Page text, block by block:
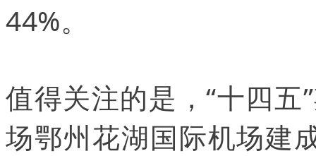
44%。
值得关注的是，“十四
场鄂州花湖国际机场建